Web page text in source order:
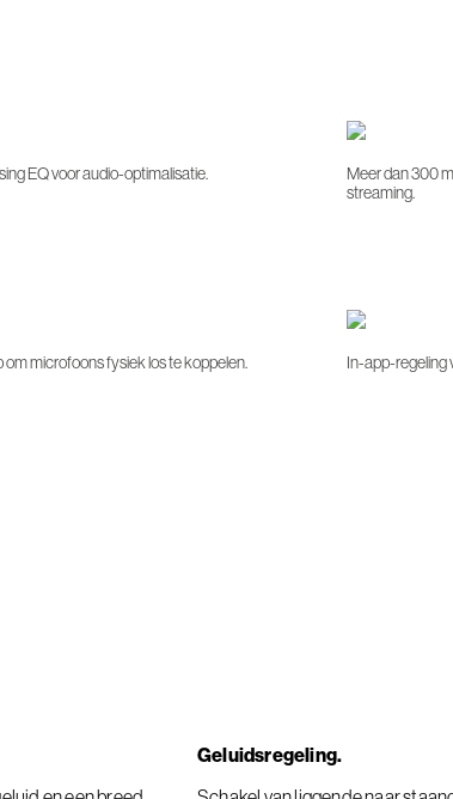
EQ voor audio-optimalisatie.
Meer dan 300
streaming.
om microfoons fysiek los te koppelen. In-app-regeling
Geluidsregeling.